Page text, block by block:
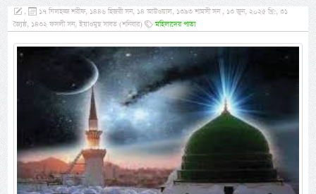
,
১৭ যিলহজ্জ শরীফ, ১৪৪৬ হিজরী সন, ১৪ আউওয়াল, ১৩৯৩ শামসী সন , ১৩ জুন, ২০২৫ খ্রি:, ৩১
জ্যৈষ্ঠ, ১৪৩২ ফসলী সন, ইয়াওমুছ সাবত (শনিবার)
মহিলাদের পাতা